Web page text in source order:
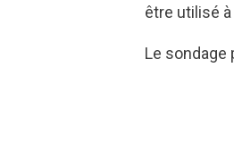
être utilisé à
Le sondage